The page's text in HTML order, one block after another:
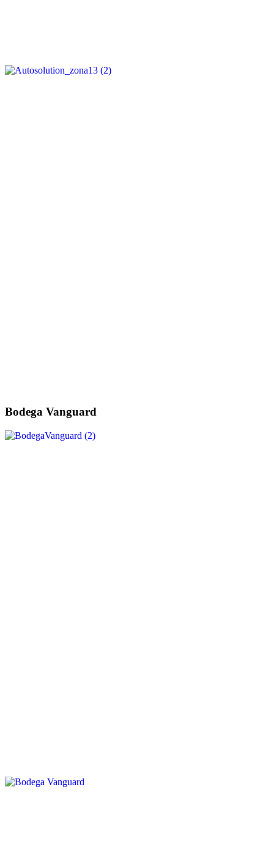
Bodega Vanguard